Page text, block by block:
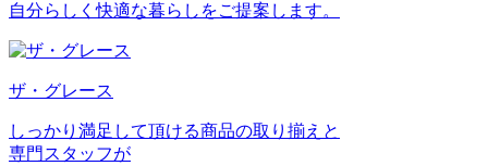
自分らしく快適な暮らしをご提案します。
ザ・グレース
しっかり満足して頂ける商品の取り揃えと
専門スタッフが